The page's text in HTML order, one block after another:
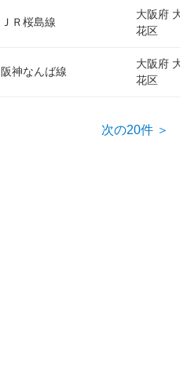
ＪＲ桜島線
大阪府
花区
阪神なんば線
大阪府
花区
次の20件 ＞